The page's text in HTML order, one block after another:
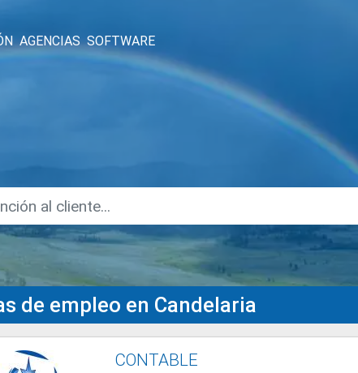
AGENCIAS SOFTWARE
de empleo en Candelaria
CONTABLE